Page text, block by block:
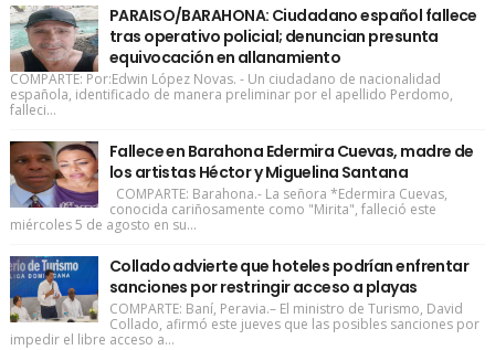
PARAISO/BARAHONA: Ciudadano español fallece
tras operativo policial; denuncian presunta
equivocación en allanamiento
COMPARTE: Por:Edwin López Novas. - Un ciudadano de nacionalidad
española, identificado de manera preliminar por el apellido Perdomo,
falleci...
Fallece en Barahona Edermira Cuevas, madre de
los artistas Héctor y Miguelina Santana
COMPARTE: Barahona.- La señora *Edermira Cuevas,
conocida cariñosamente como "Mirita", falleció este
miércoles 5 de agosto en su...
Collado advierte que hoteles podrían enfrentar
sanciones por restringir acceso a playas
COMPARTE: Baní, Peravia.– El ministro de Turismo, David
Collado, afirmó este jueves que las posibles sanciones por
impedir el libre acceso a...